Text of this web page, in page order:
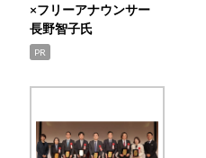
×フリーアナウンサー
長野智子氏
PR